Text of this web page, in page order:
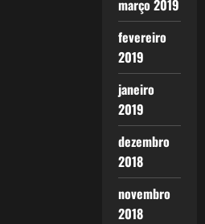
março 2019
fevereiro
2019
janeiro
2019
dezembro
2018
novembro
2018